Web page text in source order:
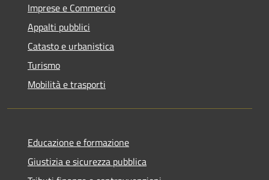
Imprese e Commercio
Appalti pubblici
Catasto e urbanistica
Turismo
Mobilità e trasporti
Educazione e formazione
Giustizia e sicurezza pubblica